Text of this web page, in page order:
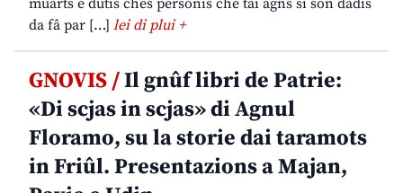
muarts e dutis chês personis che tai agns si son dadis
da fâ par […] lei di plui +
GNOVIS /Il gnûf libri de Patrie:
«Di scjas in scjas» di Agnul
Floramo, su la storie dai taramots
in Friûl. Presentazions a Majan,